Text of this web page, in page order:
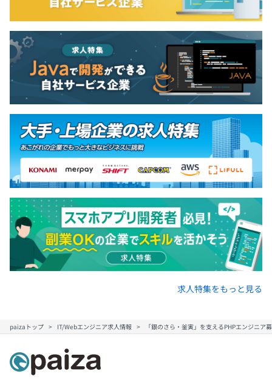
求人特集をもっと見る
paizaトップ IT/Webエンジニア求人情報 「銀のさら・釜寅」を支えるPHPエンジニ